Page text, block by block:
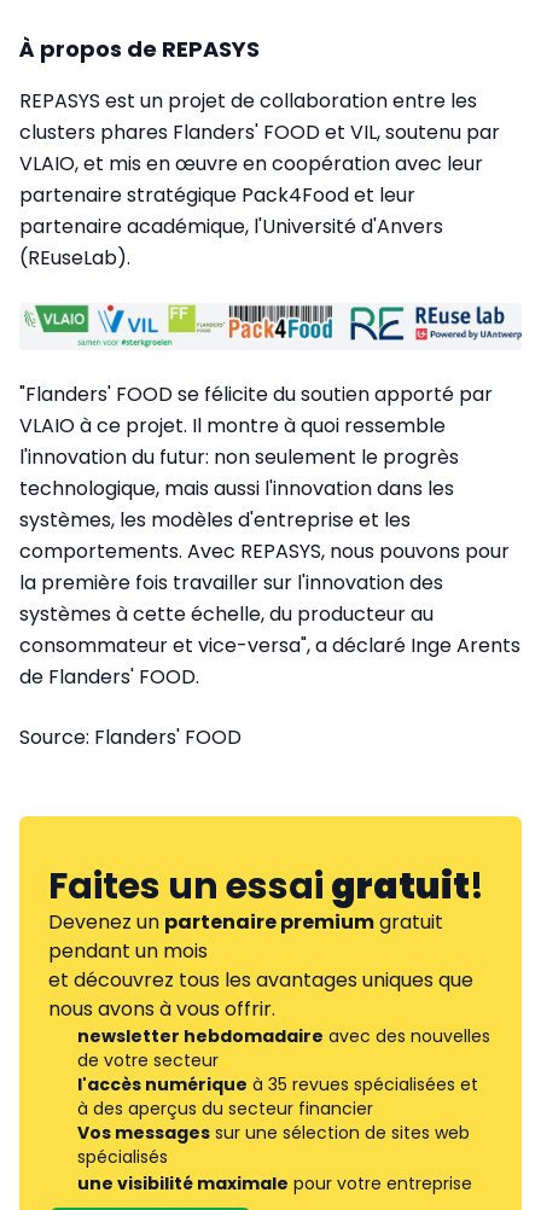
À propos de REPASYS
REPASYS est un projet de collaboration entre les
clusters phares Flanders' FOOD et VIL, soutenu par
VLAIO, et mis en œuvre en coopération avec leur
partenaire stratégique Pack4Food et leur
partenaire académique, l'Université d'Anvers
(REuseLab).
"Flanders' FOOD se félicite du soutien apporté par
VLAIO à ce projet. Il montre à quoi ressemble
l'innovation du futur: non seulement le progrès
technologique, mais aussi l'innovation dans les
systèmes, les modèles d'entreprise et les
comportements. Avec REPASYS, nous pouvons pour
la première fois travailler sur l'innovation des
systèmes à cette échelle, du producteur au
consommateur et vice-versa", a déclaré Inge Arents
de Flanders' FOOD.
Source: Flanders' FOOD
Faites un essaigratuit!
Devenez un partenaire premiumgratuit
pendant un mois
et découvrez tous les avantages uniques que
nous avons à vous offrir.
newsletter hebdomadaire avec des nouvelles
de votre secteur
l'accès numérique à 35 revues spécialisées et
à des aperçus du secteur financier
Vos messages sur une sélection de sites web
spécialisés
une visibilité maximale pour votre entreprise